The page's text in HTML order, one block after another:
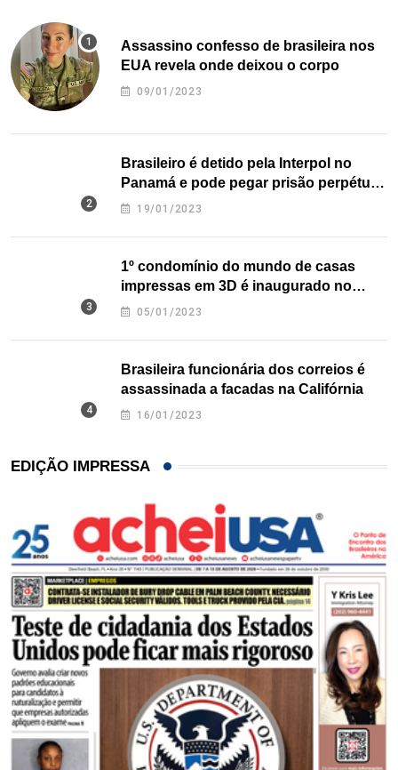
Assassino confesso de brasileira nos
EUA revela onde deixou o corpo
09/01/2023
Brasileiro é detido pela Interpol no
Panamá e pode pegar prisão perpétua
nos EUA
19/01/2023
1º condomínio do mundo de casas
impressas em 3D é inaugurado no
Texas
05/01/2023
Brasileira funcionária dos correios é
assassinada a facadas na Califórnia
16/01/2023
EDIÇÃO IMPRESSA